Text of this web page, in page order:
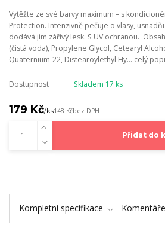
Vytěžte ze své barvy maximum – s
Protection. Intenzivně pečuje o vlasy,
dodává jim zářivý lesk. S UV ochranou.
(čistá voda), Propylene Glycol, Cetearyl
Quaternium-22, Distearoylethyl Hy... celý
Dostupnost Skladem 17 ks
179 Kč/ks148 Kčbez DPH
Přidat do
Kompletní specifikace Komentáře